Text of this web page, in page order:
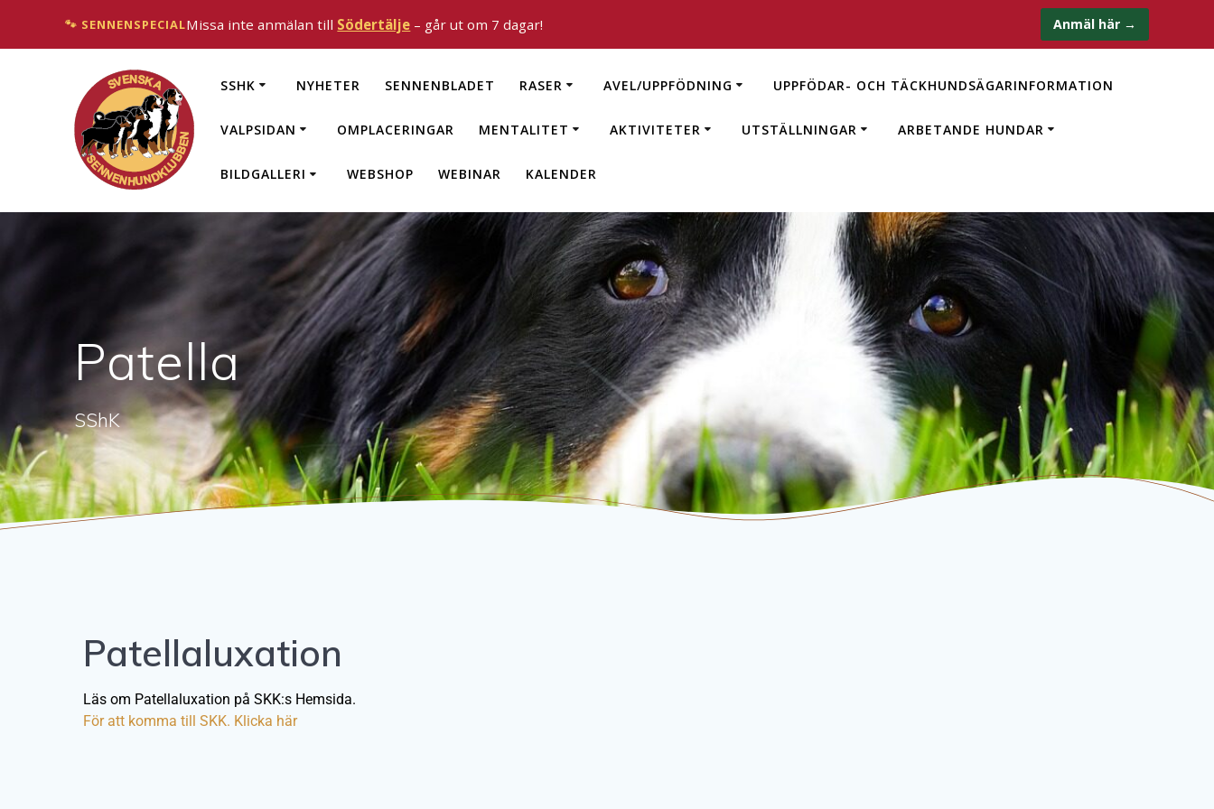
SSHK NYHETER SENNENBLADET RASER AVEL/UPPFÖDNING UPPFÖDAR- OCH TÄCKHUNDSÄGARINFORMATION
VALPSIDAN OMPLACERINGAR MENTALITET AKTIVITETER UTSTÄLLNINGAR ARBETANDE HUNDAR
BILDGALLERI WEBSHOP WEBINAR KALENDER
Patella
SShK
Patellaluxation
Läs om Patellaluxation på SKK:s Hemsida.
För att komma till SKK. Klicka här
🐾 SENNENSPECIALMissa inte anmälan till Södertälje – går ut om 7 dagar! Anmäl här →